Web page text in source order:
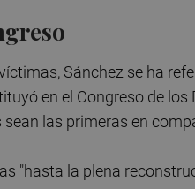
Sánchez se ha
en el Congreso de los
las primeras en
"hasta la plena